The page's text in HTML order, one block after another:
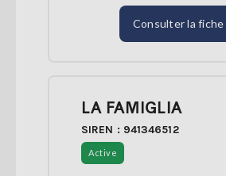
Consulter la fiche
LA FAMIGLIA
SIREN : 941346512
Active